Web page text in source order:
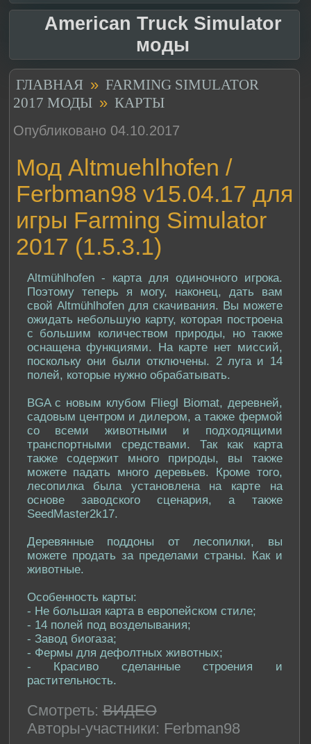
American Truck Simulator
моды
ГЛАВНАЯ » FARMING SIMULATOR
2017 МОДЫ » КАРТЫ
Опубликовано 04.10.2017
Мод Altmuehlhofen /
Ferbman98 v15.04.17 для
игры Farming Simulator
2017 (1.5.3.1)
Altmühlhofen - карта для одиночного игрока.
Поэтому теперь я могу, наконец, дать вам
свой Altmühlhofen для скачивания. Вы можете
ожидать небольшую карту, которая построена
с большим количеством природы, но также
оснащена функциями. На карте нет миссий,
поскольку они были отключены. 2 луга и 14
полей, которые нужно обрабатывать.
BGA с новым клубом Fliegl Biomat, деревней,
садовым центром и дилером, а также фермой
со всеми животными и подходящими
транспортными средствами. Так как карта
также содержит много природы, вы также
можете падать много деревьев. Кроме того,
лесопилка была установлена на карте на
основе заводского сценария, а также
SeedMaster2k17.
Деревянные поддоны от лесопилки, вы
можете продать за пределами страны. Как и
животные.
Особенность карты:
- Не большая карта в европейском стиле;
- 14 полей под возделывания;
- Завод биогаза;
- Фермы для дефолтных животных;
- Красиво сделанные строения и
растительность.
Смотреть: ВИДЕО
Авторы-участники: Ferbman98